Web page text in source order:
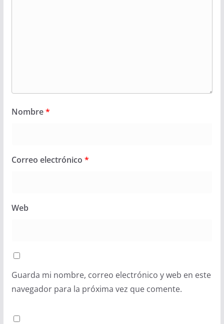
Nombre*
Correo electrónico *
Web
Guarda mi nombre, correo electrónico y web en este
navegador para la próxima vez que comente.